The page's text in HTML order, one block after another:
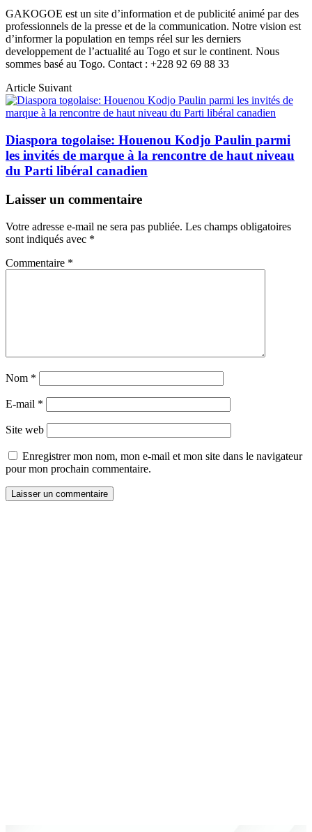
GAKOGOE est un site d’information et de publicité animé par des
professionnels de la presse et de la communication. Notre vision est
d’informer la population en temps réel sur les derniers
developpement de l’actualité au Togo et sur le continent. Nous
sommes basé au Togo. Contact : +228 92 69 88 33
Article Suivant
Diaspora togolaise: Houenou Kodjo Paulin parmi
les invités de marque à la rencontre de haut niveau
du Parti libéral canadien
Laisser un commentaire
Votre adresse e-mail ne sera pas publiée. Les champs obligatoires
sont indiqués avec *
Commentaire *
Nom *
E-mail *
Site web
Enregistrer mon nom, mon e-mail et mon site dans le navigateur
pour mon prochain commentaire.